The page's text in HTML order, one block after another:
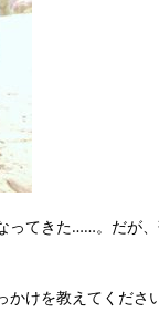
ってきた……。だが
けを教えてください